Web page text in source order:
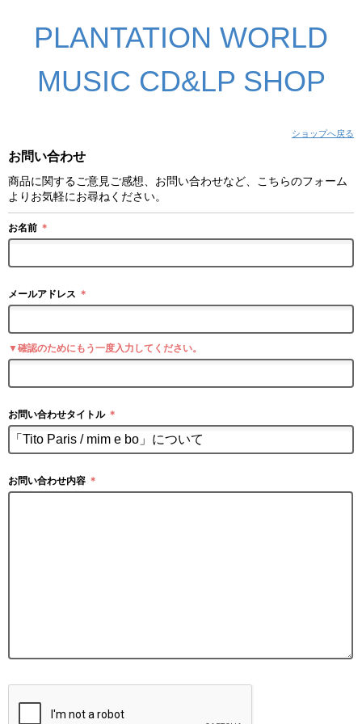
PLANTATION WORLD
MUSIC CD&LP SHOP
ショップへ戻る
お問い合わせ
商品に関するご意見ご感想、お問い合わせなど、こちらのフォーム
よりお気軽にお尋ねください。
お名前 ＊
メールアドレス ＊
▼確認のためにもう一度入力してください。
お問い合わせタイトル ＊
お問い合わせ内容 ＊